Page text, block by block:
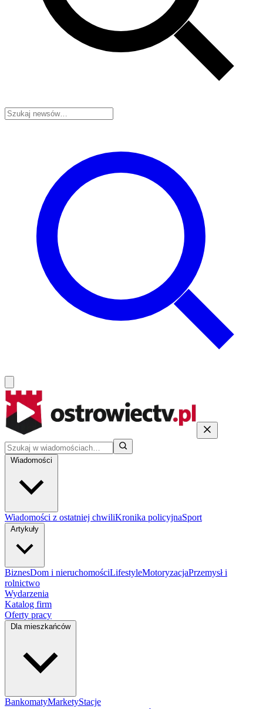
Wiadomości
Wiadomości z ostatniej chwiliKronika policyjnaSport
Artykuły
BiznesDom i nieruchomościLifestyleMotoryzacjaPrzemysł i
rolnictwo
Wydarzenia
Katalog firm
Oferty pracy
Dla mieszkańców
BankomatyMarketyStacje